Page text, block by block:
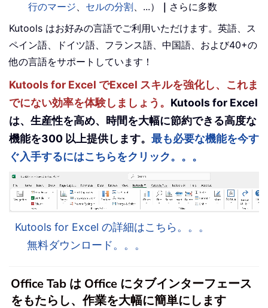
行のマージ、 セルの分割、...） ｜ さらに多数
Kutools はお好みの言語でご利用いただけます。英語、ス
ペイン語、ドイツ語、フランス語、中国語、および40+の
他の言語をサポートしています！
Kutools for Excel でExcel スキルを強化し、これま
でにない効率を体験しましょう。 Kutools for Excel
は、生産性を高め、時間を大幅に節約できる高度な
機能を300 以上提供します。 最も必要な機能を今す
ぐ入手するにはこちらをクリック。。。
Kutools for Excel の詳細はこちら。。。
無料ダウンロード。。。
Office Tab は Office にタブインターフェース
をもたらし、作業を大幅に簡単にします